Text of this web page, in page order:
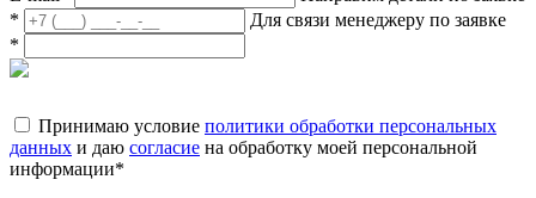
*
Для связи менеджеру по заявке
*
Принимаю условие политики обработки персональных
данных и даю согласие на обработку моей персональной
информации*